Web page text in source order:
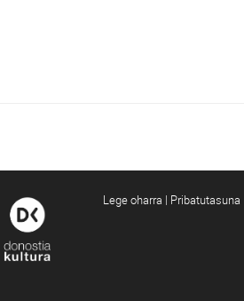
Lege oharra | Pribatutasuna